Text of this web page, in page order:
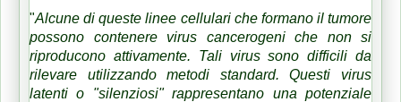
"Alcune di queste linee cellulari che formano il tumore
possono contenere virus cancerogeni che non si
riproducono attivamente. Tali virus sono difficili da
rilevare utilizzando metodi standard.Questi virus
latenti o "silenziosi" rappresentano una potenziale